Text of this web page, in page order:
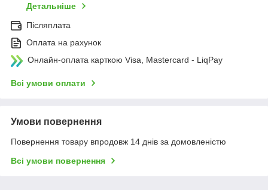
Детальніше
Післяплата
Оплата на рахунок
Онлайн-оплата карткою Visa, Mastercard - LiqPay
Всі умови оплати
Умови повернення
Повернення товару впродовж 14 днів за домовленістю
Всі умови повернення